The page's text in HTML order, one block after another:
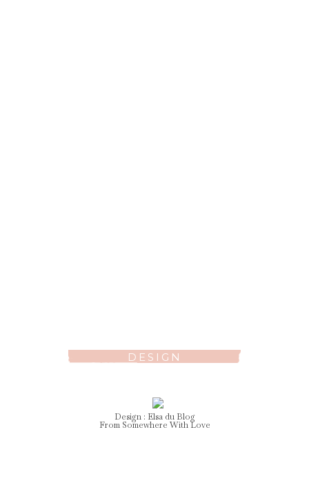
DESIGN
Design : Elsadu Blog
From Somewhere With Love